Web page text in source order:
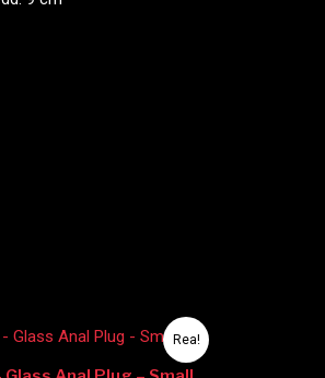
Rea!
Det
priset